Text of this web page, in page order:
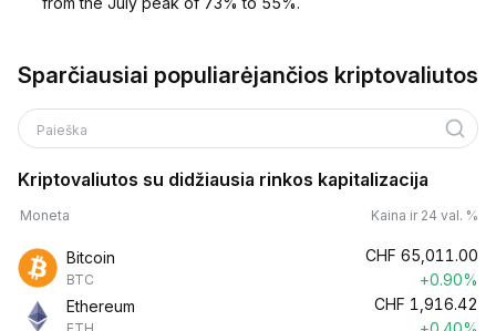
Sparčiausiai populiarėjančios kriptovaliutos
Paieška
Kriptovaliutos su didžiausia rinkos kapitalizacija
Moneta Kaina ir 24 val. %
Bitcoin
BTC
CHF 65,011.00
+0.90%
Ethereum
CHF 1,916.42